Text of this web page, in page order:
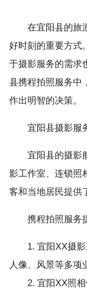
在宜阳县的旅游
好时刻的重要方式
于摄影服务的需求
县携程拍照服务中
作出明智的决策。
宜阳县摄影服
宜阳县的摄影
影工作室、连锁照
客和当地居民提供
携程拍照服务
1. 宜阳XX摄
人像、风景等多项
2. 宜阳XX照相